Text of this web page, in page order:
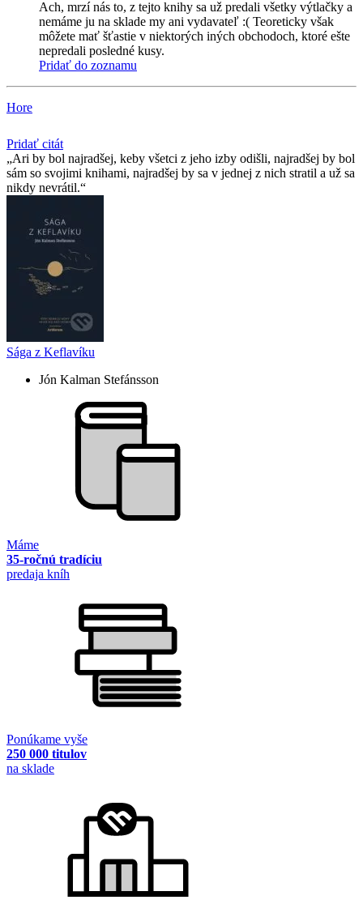
Ach, mrzí nás to, z tejto knihy sa už predali všetky výtlačky a
nemáme ju na sklade my ani vydavateľ :( Teoreticky však
môžete mať šťastie v niektorých iných obchodoch, ktoré ešte
nepredali posledné kusy.
Pridať do zoznamu
Hore
Pridať citát
Ari by bol najradšej, keby všetci z jeho izby odišli, najradšej by bol
sám so svojimi knihami, najradšej by sa v jednej z nich stratil a už sa
nikdy nevrátil.
Sága z Keflavíku
Jón Kalman Stefánsson
Máme
35-ročnú tradíciu
predaja kníh
Ponúkame vyše
250 000 titulov
na sklade